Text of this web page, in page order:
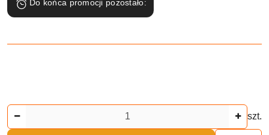
Do końca promocji pozostało:
szt.